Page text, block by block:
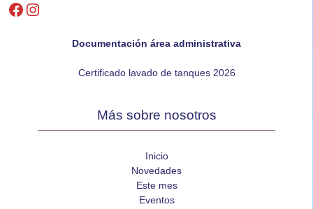
Facebook
Instagram
Documentación área administrativa
Certificado lavado de tanques 2026
Más sobre nosotros
Inicio
Novedades
Este mes
Eventos